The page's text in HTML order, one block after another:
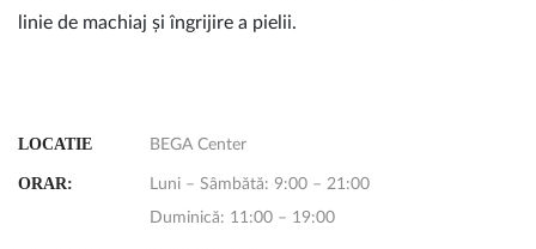
linie de machiaj și îngrijire a pielii.
LOCATIE BEGA Center
ORAR:
Luni – Sâmbătă: 9:00 – 21:00
Duminică: 11:00 – 19:00